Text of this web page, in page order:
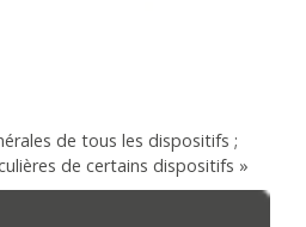
de tous les dispositifs ;
de certains dispositifs »